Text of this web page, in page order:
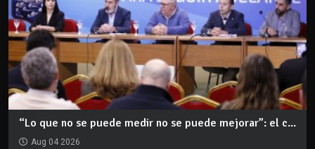
“Lo que no se puede medir no se puede mejorar”: el c...
Aug 04 2026